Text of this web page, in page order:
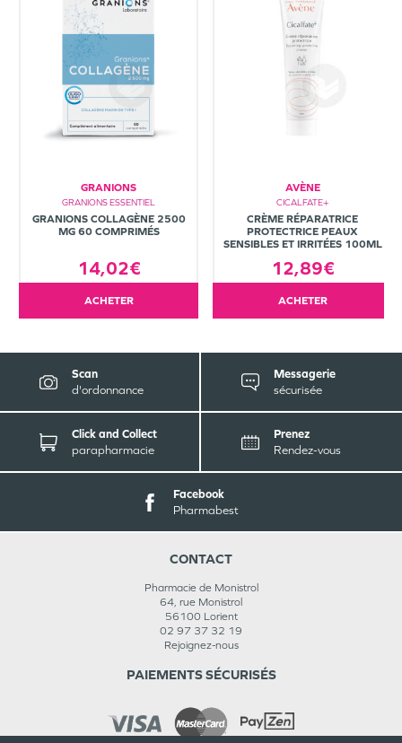
GRANIONS
GRANIONS ESSENTIEL
GRANIONS COLLAGÈNE 2500
MG 60 COMPRIMÉS
14,02€
ACHETER
AVÈNE
CICALFATE+
CRÈME RÉPARATRICE
PROTECTRICE PEAUX
SENSIBLES ET IRRITÉES 100ML
12,89€
ACHETER
Scan
d'ordonnance
Messagerie
sécurisée
Click and Collect
parapharmacie
Prenez
Rendez-vous
Facebook
Pharmabest
CONTACT
Pharmacie de Monistrol
64, rue Monistrol
56100 Lorient
02 97 37 32 19
Rejoignez-nous
PAIEMENTS SÉCURISÉS